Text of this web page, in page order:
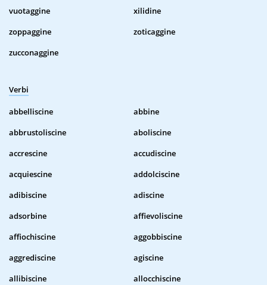
vuotaggine
xilidine
zoppaggine
zoticaggine
zucconaggine
Verbi
abbelliscine
abbine
abbrustoliscine
aboliscine
accrescine
accudiscine
acquiescine
addolciscine
adibiscine
adiscine
adsorbine
affievoliscine
affiochiscine
aggobbiscine
aggrediscine
agiscine
allibiscine
allocchiscine